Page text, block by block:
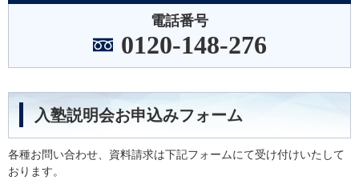
電話番号
0120-148-276
入塾説明会お申込みフォーム
各種お問い合わせ、資料請求は下記フォームにて受け付けいたして
おります。